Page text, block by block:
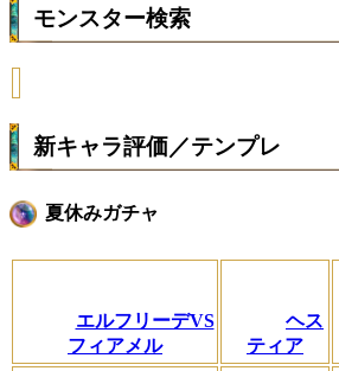
モンスター検索
新キャラ評価／テンプレ
夏休みガチャ
エルフリーデVS
フィアメル
ヘス
ティア